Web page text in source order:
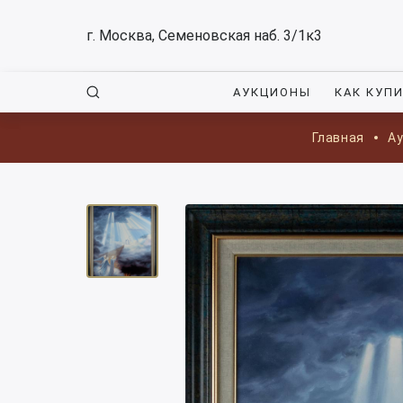
г. Москва, Семеновская наб. 3/1к3
АУКЦИОНЫ КАК
Главная